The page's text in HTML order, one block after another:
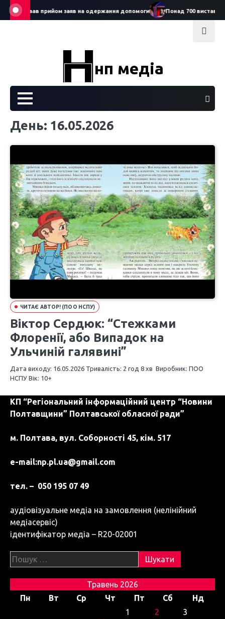
Skip
стартував прийом заяв на одержання допомоги Понад 700 вистав за
нп медіа
День: 16.05.2026
ЧИТАЄ АВТОР! (ПОО НСПУ)
Віктор Сердюк: “Стежками
Флоренії, або Випадок на
Ульчиній галявині”
Дата виходу: 16.05.2026 Тривалість: 2 год 8 хв Виробник: ПОО
НСПУ Вік: 10+
КП “Регіональний інформаційний центр “Новини
Полтавщини” Полтавської обласної ради”
м. Полтава, вул. Соборності 45, кім. 517
e-mail:np.pl.ua@gmail.com
тел. – 050 195 07 49
аудіовізуальне медіа на замовлення (нелінійний
медіасервіс)
ідентифікатор медіа – R20-02001
Пошук:
Травень 2026
Пн
Вт Ср Чт Пт Сб
Нд
1
2
3